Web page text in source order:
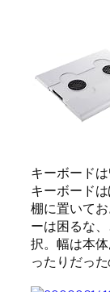
キーボード
キーボード
棚に置いて
ーは困るな
択。幅は本
ったりだっ